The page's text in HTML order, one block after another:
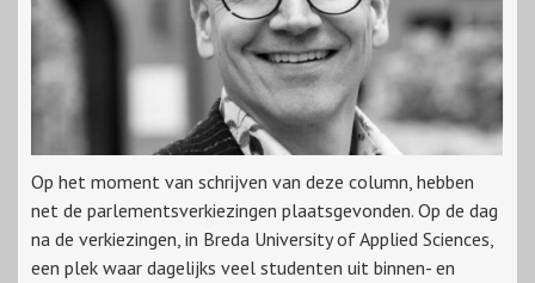
Op het moment van schrijven van deze column, hebben
net de parlementsverkiezingen plaatsgevonden. Op de dag
na de verkiezingen, in Breda University of Applied Sciences,
een plek waar dagelijks veel studenten uit binnen- en